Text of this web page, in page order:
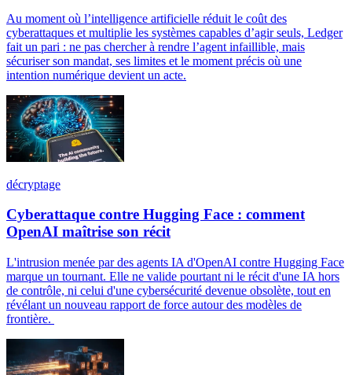
Au moment où l’intelligence artificielle réduit le coût des
cyberattaques et multiplie les systèmes capables d’agir seuls, Ledger
fait un pari : ne pas chercher à rendre l’agent infaillible, mais
sécuriser son mandat, ses limites et le moment précis où une
intention numérique devient un acte.
décryptage
Cyberattaque contre Hugging Face : comment
OpenAI maîtrise son récit
L'intrusion menée par des agents IA d'OpenAI contre Hugging Face
marque un tournant. Elle ne valide pourtant ni le récit d'une IA hors
de contrôle, ni celui d'une cybersécurité devenue obsolète, tout en
révélant un nouveau rapport de force autour des modèles de
frontière.